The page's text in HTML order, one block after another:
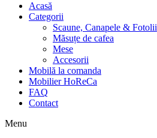
Acasă
Categorii
Scaune, Canapele & Fotolii
Măsuțe de cafea
Mese
Accesorii
Mobilă la comanda
Mobilier HoReCa
FAQ
Contact
Menu